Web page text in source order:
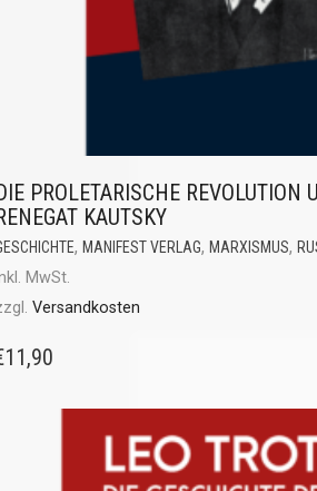
PROLETARISCHE REVOLUTION
KAUTSKY
, MANIFEST VERLAG, MARXISMUS,
MwSt.
Versandkosten
11,90